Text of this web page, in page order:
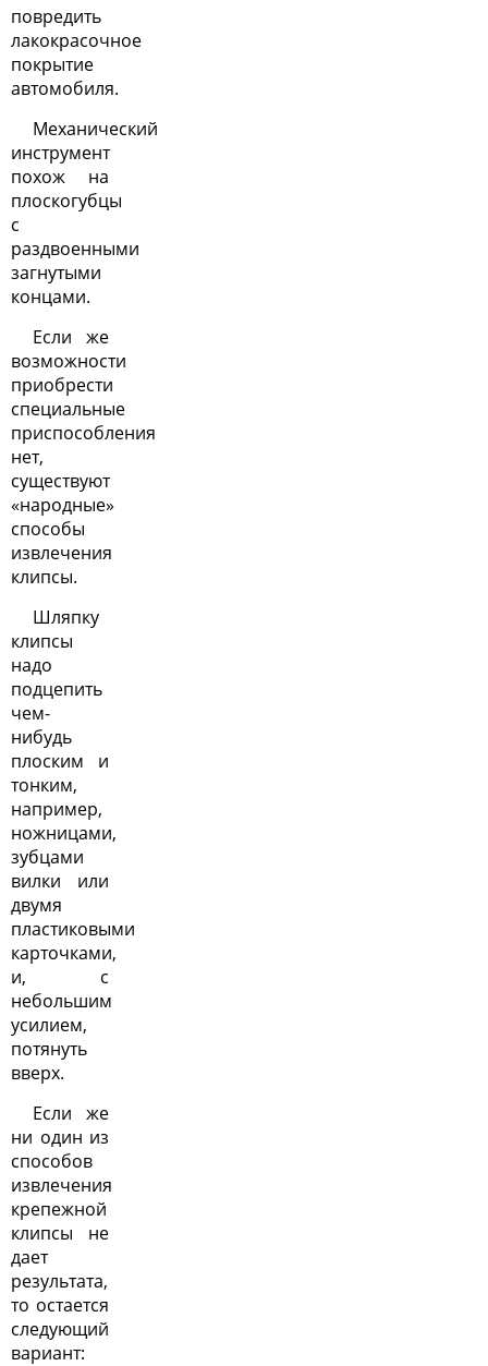
повредить
лакокрасочное
покрытие
автомобиля.
Механический
инструмент
похож на
плоскогубцы
с
раздвоенными
загнутыми
концами.
Если же
возможности
приобрести
специальные
приспособления
нет,
существуют
«народные»
способы
извлечения
клипсы.
Шляпку
клипсы
надо
подцепить
чем-
нибудь
плоским и
тонким,
например,
ножницами,
зубцами
вилки или
двумя
пластиковыми
карточками,
и, с
небольшим
усилием,
потянуть
вверх.
Если же
ни один из
способов
извлечения
крепежной
клипсы не
дает
результата,
то остается
следующий
вариант: